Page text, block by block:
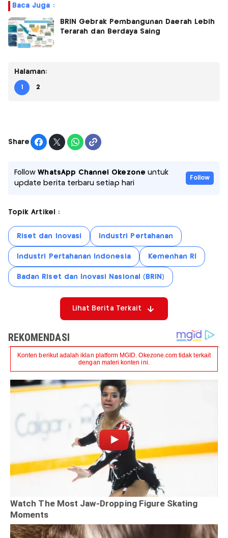
Baca Juga :
BRIN Gebrak Pembangunan Daerah Lebih
Terarah dan Berdaya Saing
Halaman:
1 2
Share
FollowWhatsApp Channel Okezone untuk
update berita terbaru setiap hari
Follow
Topik Artikel :
Riset dan Inovasi Industri Pertahanan
Industri Pertahanan Indonesia Kemenhan RI
Badan Riset dan Inovasi Nasional (BRIN)
Lihat Berita Terkait